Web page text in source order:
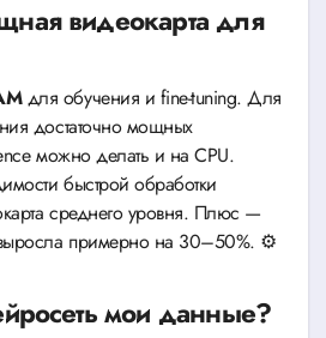
видеокарта для
для обучения и fine-tuning. Для
достаточно мощных
можно делать и на CPU.
быстрой обработки
среднего уровня. Плюс —
примерно на 30–50%. ⚙️
мои данные?